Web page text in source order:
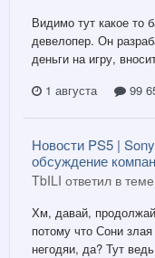
Видимо тут какое то
девелопер. Он
деньги на игру,
1 августа
99
Новости PS5 |
обсуждение
TbILI ответил в
Хм, давай,
потому что Сони
негодяи, да? Тут